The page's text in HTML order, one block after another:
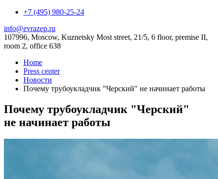
+7 (495) 980-25-24
info@evrazep.ru
107996, Moscow, Kuznetsky Most street, 21/5, 6 floor, premise II,
room 2, office 638
Home
Press center
Новости
Почему трубоукладчик "Черский" не начинает работы
Почему трубоукладчик "Черский"
не начинает работы